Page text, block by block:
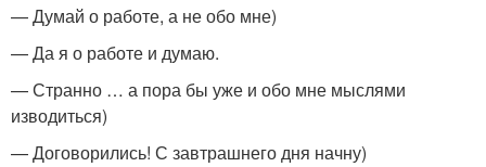
— Думай о работе, а не обо мне)
— Да я о работе и думаю.
— Странно … а пора бы уже и обо мне мыслями
изводиться)
— Договорились! С завтрашнего дня начну)